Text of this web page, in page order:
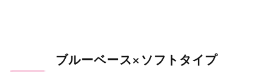
ブルーベース×ソフトタイプ